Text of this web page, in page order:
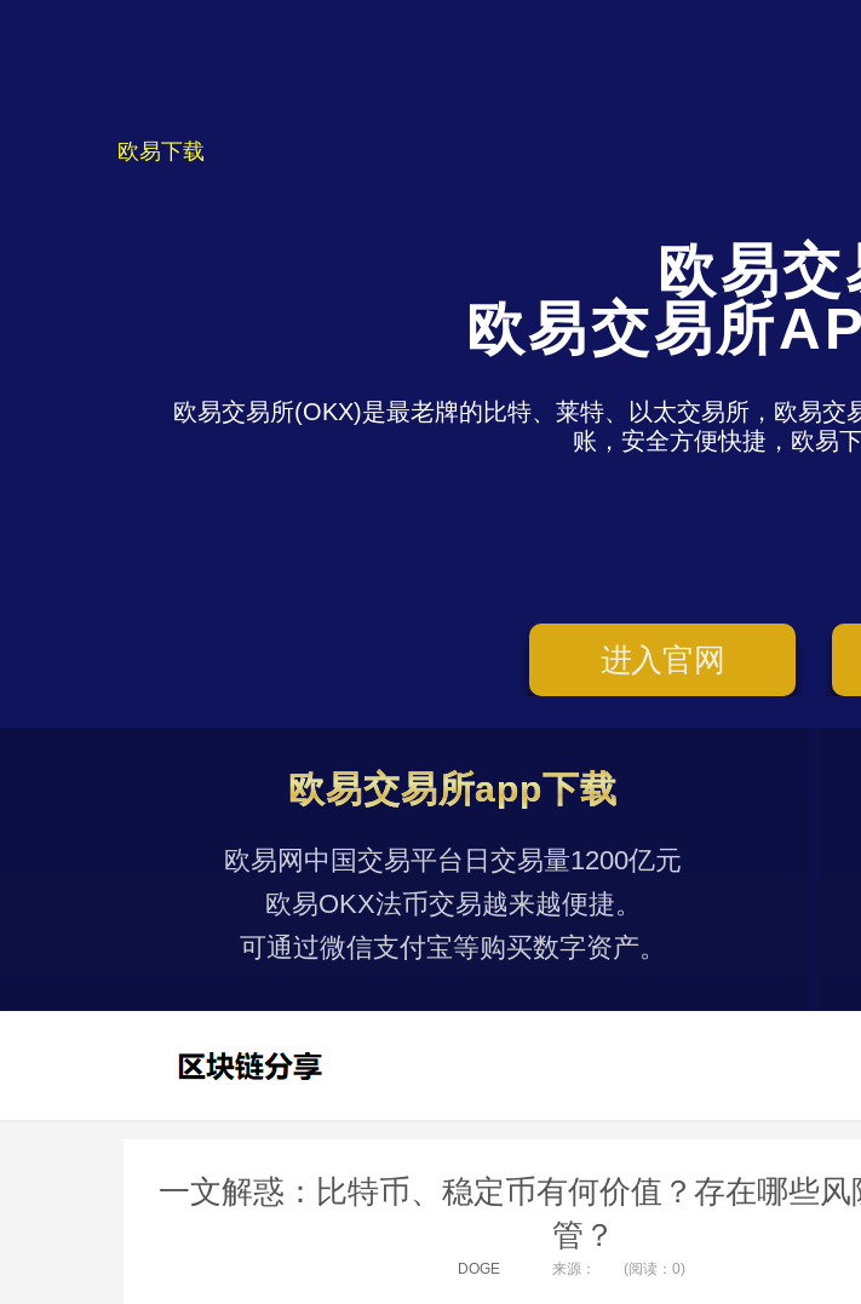
欧易下载
欧易交
欧易交易所
欧易交易所(OKX)是最老牌的比特、莱特、以太交易所，欧易
账，安全方便快捷，欧易
进入官网
欧易交易所app下载
欧易网中国交易平台日交易量1200亿元
欧易OKX法币交易越来越便捷。
可通过微信支付宝等购买数字资产。
一文解惑：比特币、稳定币有何价值？存在哪些风
管？
DOGE 来源： (阅读：0)